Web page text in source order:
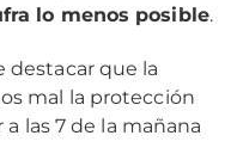
lo menos posible.
destacar que la
mal la protección
las 7 de la mañana